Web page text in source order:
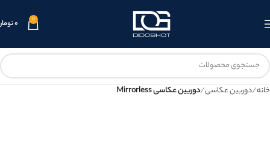
0 ۰
خانه دوربین عکاسی دوربین عکاسی Mirrorless